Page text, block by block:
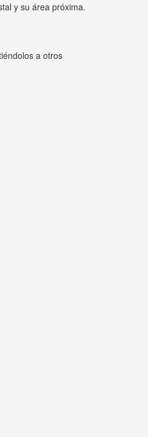
y su área próxima.
a otros